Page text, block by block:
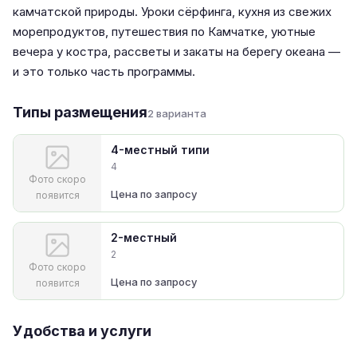
камчатской природы. Уроки сёрфинга, кухня из свежих
морепродуктов, путешествия по Камчатке, уютные
вечера у костра, рассветы и закаты на берегу океана —
и это только часть программы.
Типы размещения2 варианта
Фото скоро
появится
4-местный типи
4
Цена по запросу
Фото скоро
появится
2-местный
2
Цена по запросу
Удобства и услуги